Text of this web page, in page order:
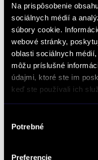
Na prispôsobenie
sociálnych médií a
súbory cookie.
webové stránky,
oblasti sociálnych
môžu príslušné
údajmi, ktoré ste im
keď ste používali ich
súhlasu
Potrebné
Preferencie
Objednať komplet